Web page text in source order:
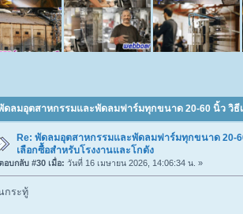
ดลมอุตสาหกรรมและพัดลมฟาร์มทุกขนาด 20-60 นิ้ว วิธี
Re: พัดลมอุตสาหกรรมและพัดลมฟาร์มทุกขนาด 20-
เลือกซื้อสำหรับโรงงานและโกดัง
อบกลับ #30 เมื่อ: วันที่ 16 เมษายน 2026, 14:06:34 น. »
กระทู้